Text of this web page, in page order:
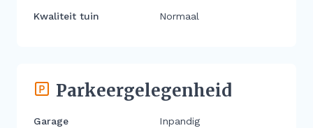
Kwaliteit tuin
Normaal
Parkeergelegenheid
Garage
Inpandig